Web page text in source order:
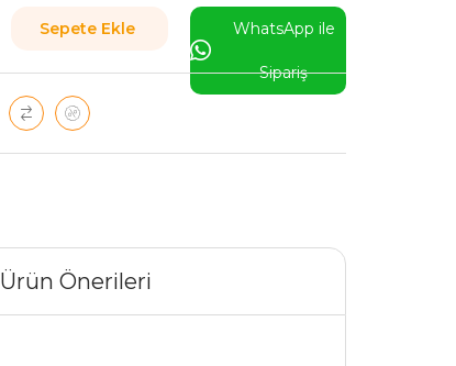
WhatsApp ile
Sipariş
Ürün Önerileri